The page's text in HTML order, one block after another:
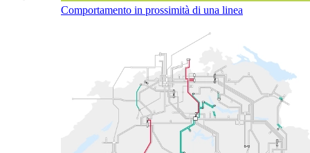
Comportamento in prossimità di una linea